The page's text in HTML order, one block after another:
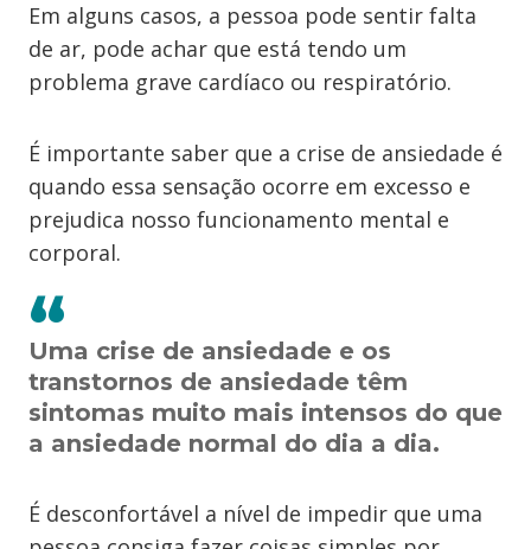
Em alguns casos, a pessoa pode sentir falta
de ar, pode achar que está tendo um
problema grave cardíaco ou respiratório.
É importante saber que a crise de ansiedade é
quando essa sensação ocorre em excesso e
prejudica nosso funcionamento mental e
corporal.
Uma crise de ansiedade e os
transtornos de ansiedade têm
sintomas muito mais intensos do que
a ansiedade normal do dia a dia.
É desconfortável a nível de impedir que uma